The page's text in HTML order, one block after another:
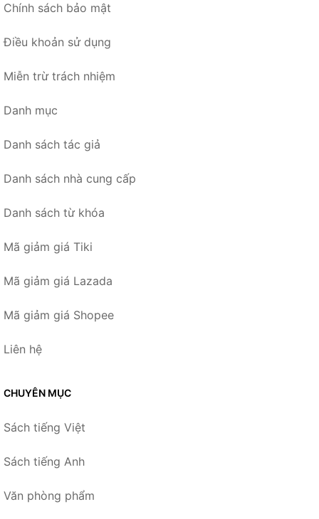
Chính sách bảo mật
Điều khoản sử dụng
Miễn trừ trách nhiệm
Danh mục
Danh sách tác giả
Danh sách nhà cung cấp
Danh sách từ khóa
Mã giảm giá Tiki
Mã giảm giá Lazada
Mã giảm giá Shopee
Liên hệ
CHUYÊN MỤC
Sách tiếng Việt
Sách tiếng Anh
Văn phòng phẩm